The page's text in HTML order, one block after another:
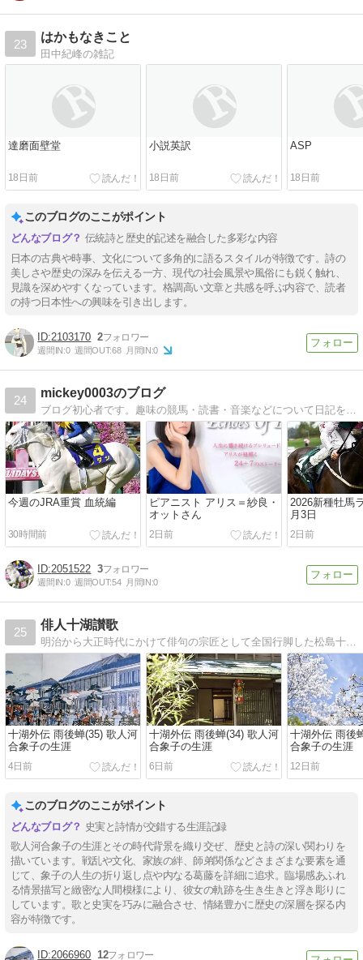
23
はかもなきこと
田中紀峰の雑記
達磨面壁堂
18日前
小説英訳
18日前
ASP
18日前
このブログのここがポイント
伝統詩と歴史的記述を融合した多彩な内容
日本の古典や時事、文化について多角的に語るスタイルが特徴です。詩の
美しさや歴史の深みを伝える一方、現代の社会風景や風俗にも鋭く触れ、
見識を深めやすくなっています。格調高い文章と共感を呼ぶ内容で、読者
の持つ日本性への興味を引き出します。
2103170 2
週間IN:0 週間OUT:68 月間IN:0
24
mickey0003のブログ
ブログ初心者です。趣味の競馬・読書・音楽などについて日記を続ける事ができれば・・・
今週のJRA重賞 血統編
30時間前
ピアニスト アリス＝紗良・
オットさん
2日前
2026新種牡馬
月3日
2日前
2051522 3
週間IN:0 週間OUT:54 月間IN:0
25
俳人十湖讃歌
明治から大正時代にかけて俳句の宗匠として全国行脚した松島十湖の足跡を辿り俳句吟行の人生を紹介します。今回は静岡県引佐麁玉郡長として気賀に赴任、行政の長として異彩を放つ活躍をします。俳句の道は忘れたのか吉平！
十湖外伝 雨後蝉(35) 歌人河
合象子の生涯
4日前
十湖外伝 雨後蝉(34) 歌人河
合象子の生涯
6日前
十湖外伝 雨後
合象子の生涯
12日前
このブログのここがポイント
史実と詩情が交錯する生涯記録
歌人河合象子の生涯とその時代背景を織り交ぜ、歴史と詩の深い関わりを
描いています。戦乱や文化、家族の絆、師弟関係などさまざまな要素を通
じて、象子の人生の折り返し点や内なる葛藤を詳細に追求。臨場感あふれ
る情景描写と緻密な人間模様により、彼女の軌跡を生き生きと浮き彫りに
しています。歌と史実を巧みに融合させ、情緒豊かに歴史の深層を探る内
容が特徴です。
2066960 12